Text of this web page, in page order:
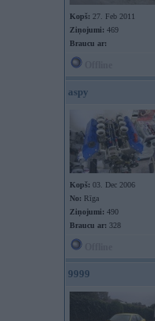
Kopš: 27. Feb 2011
Ziņojumi: 469
Braucu ar:
aspy
Kopš: 03. Dec 2006
No: Rīga
Ziņojumi: 490
Braucu ar: 328
9999